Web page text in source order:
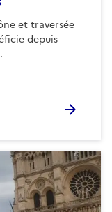
et traversée
depuis